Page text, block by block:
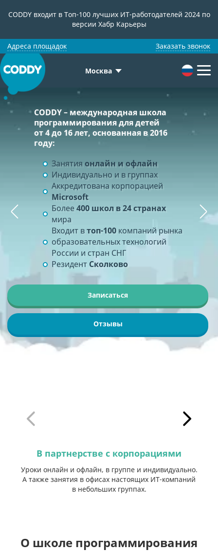
CODDY входит в Топ-100 лучших ИТ-работодателей 2024 по
версии Хабр Карьеры
Адреса площадок Заказать звонок
Москва
CODDY – международная школа
программирования для детей
от 4 до 16 лет, основанная в 2016
году:
Занятияонлайн и офлайн
Индивидуально и в группах
Аккредитована корпорацией
Microsoft
Более400 школ в 24 странах
мира
Входит втоп-100 компаний рынка
образовательных технологий
России и стран СНГ
Резидент Сколково
Записаться
Отзывы
Оплачивая занятия в CODDY, вы
помогаете детям с ограниченными
возможностями и детям из
детских домов.
Записаться
Партнерами CODDY
являются
GlowByte, SAP, «Эвотор», Acer, КРОК,
Qiwi, Rambler Group, «Сбербанк
Технологии», ФИНАМ, AWG, «Альфа-
Страхование», Colvir Software
Solutions, «М.Видео-Эльдорадо» и
другие.
Записаться
Наши курсы
В школе программирования CODDY
вас ждет много интересного:
Курсы программирования
Креатив и творчество
Курсы по развитию
Кибербезопасность
Онлайн-занятия
Записаться
Подробнее
В партнерстве с корпорациями
Уроки онлайн и офлайн, в группе и индивидуально.
А также занятия в офисах настоящих ИТ-компаний
в небольших группах.
О школе программирования